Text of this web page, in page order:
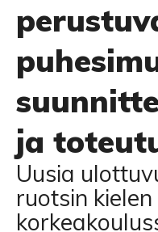
ja
Uusia
ruotsin